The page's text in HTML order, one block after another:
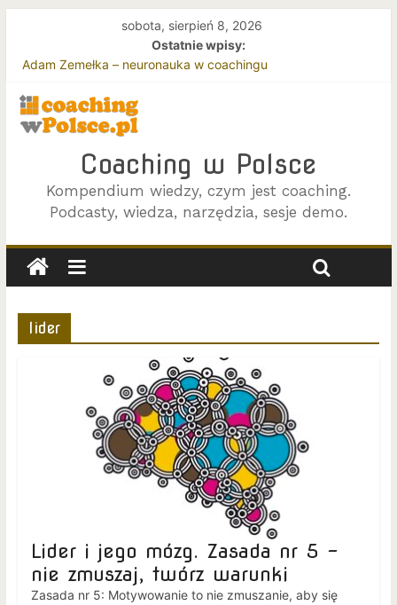
sobota, sierpień 8, 2026
Ostatnie wpisy:
Adam Zemełka – neuronauka w coachingu
Joanna Zawada i Beata Rycembel – o efektywnym coachingu
zespołów
Terapia i coaching – z perspektywy klienta
Coaching w Polsce
Kompendium wiedzy, czym jest coaching.
Podcasty, wiedza, narzędzia, sesje demo.
lider
Lider i jego mózg. Zasada nr 5 –
nie zmuszaj, twórz warunki
Zasada nr 5: Motywowanie to nie zmuszanie, aby się